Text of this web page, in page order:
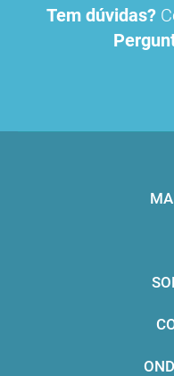
Tem dúvidas?